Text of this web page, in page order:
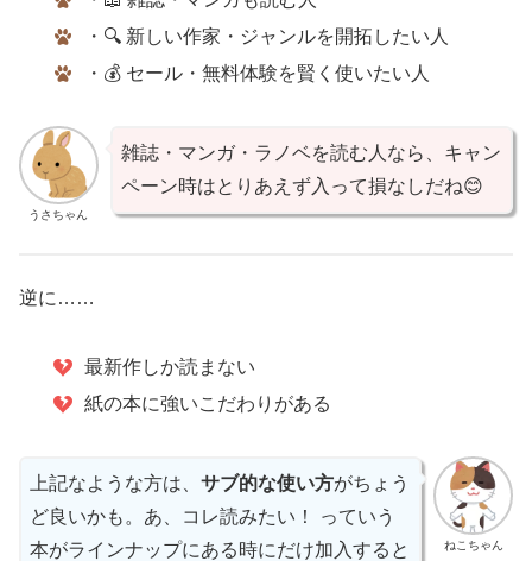
・🔍 新しい作家・ジャンルを開拓したい人
・💰 セール・無料体験を賢く使いたい人
うさちゃん
雑誌・マンガ・ラノベを読む人なら、キャン
ペーン時はとりあえず入って損なしだね😊
逆に……
最新作しか読まない
紙の本に強いこだわりがある
ねこちゃん
上記なような方は、 サブ的な使い方がちょう
ど良いかも。あ、コレ読みたい！ っていう
本がラインナップにある時にだけ加入すると